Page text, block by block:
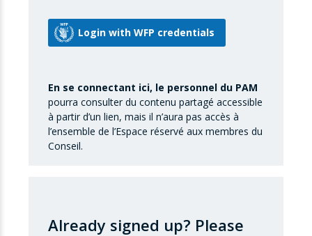
En se connectant ici, le personnel du PAM
pourra consulter du contenu partagé accessible
à partir d’un lien, mais il n’aura pas accès à
l’ensemble de l’Espace réservé aux membres du
Conseil.
Already signed up? Please